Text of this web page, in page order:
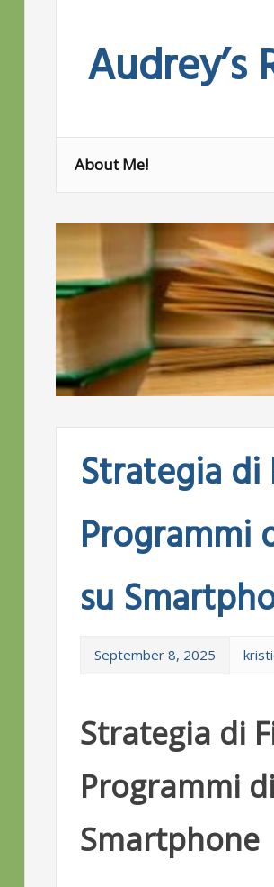
content
About Me!
Strategia
Programmi
su
September 8, 2025
Strategia di
Programmi
Smartphone